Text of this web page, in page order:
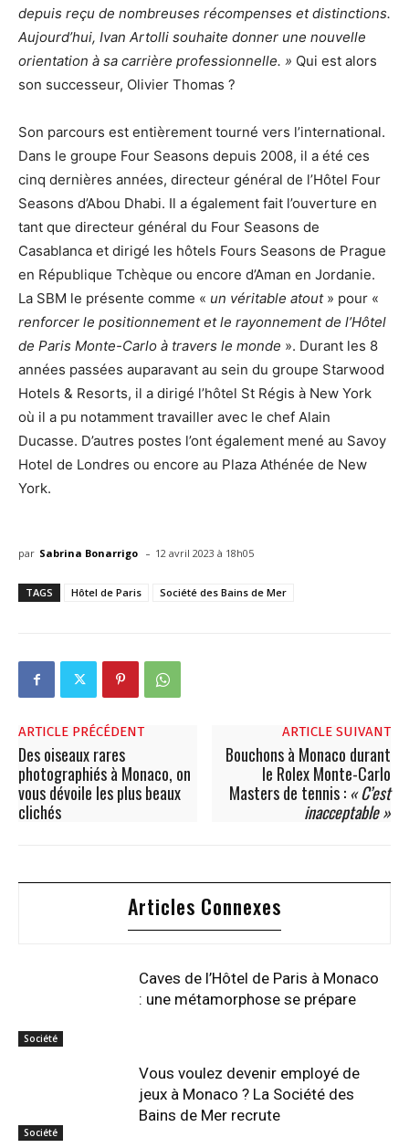
depuis reçu de nombreuses récompenses et distinctions.
Aujourd’hui, Ivan Artolli souhaite donner une nouvelle
orientation à sa carrière professionnelle. » Qui est alors
son successeur, Olivier Thomas ?
Son parcours est entièrement tourné vers l’international.
Dans le groupe Four Seasons depuis 2008, il a été ces
cinq dernières années, directeur général de l’Hôtel Four
Seasons d’Abou Dhabi. Il a également fait l’ouverture en
tant que directeur général du Four Seasons de
Casablanca et dirigé les hôtels Fours Seasons de Prague
en République Tchèque ou encore d’Aman en Jordanie.
La SBM le présente comme « un véritable atout» pour «
renforcer le positionnement et le rayonnement de l’Hôtel
de Paris Monte-Carlo à travers le monde ». Durant les 8
années passées auparavant au sein du groupe Starwood
Hotels & Resorts, il a dirigé l’hôtel St Régis à New York
où il a pu notamment travailler avec le chef Alain
Ducasse. D’autres postes l’ont également mené au Savoy
Hotel de Londres ou encore au Plaza Athénée de New
York.
par Sabrina Bonarrigo - 12 avril 2023 à 18h05
TAGS Hôtel de Paris Société des Bains de Mer
ARTICLE PRÉCÉDENT
Des oiseaux rares
photographiés à Monaco, on
vous dévoile les plus beaux
clichés
ARTICLE SUIVANT
Bouchons à Monaco durant
le Rolex Monte-Carlo
Masters de tennis : « C’est
inacceptable »
Articles Connexes
Société
Caves de l’Hôtel de Paris à Monaco
: une métamorphose se prépare
Société
Vous voulez devenir employé de
jeux à Monaco ? La Société des
Bains de Mer recrute